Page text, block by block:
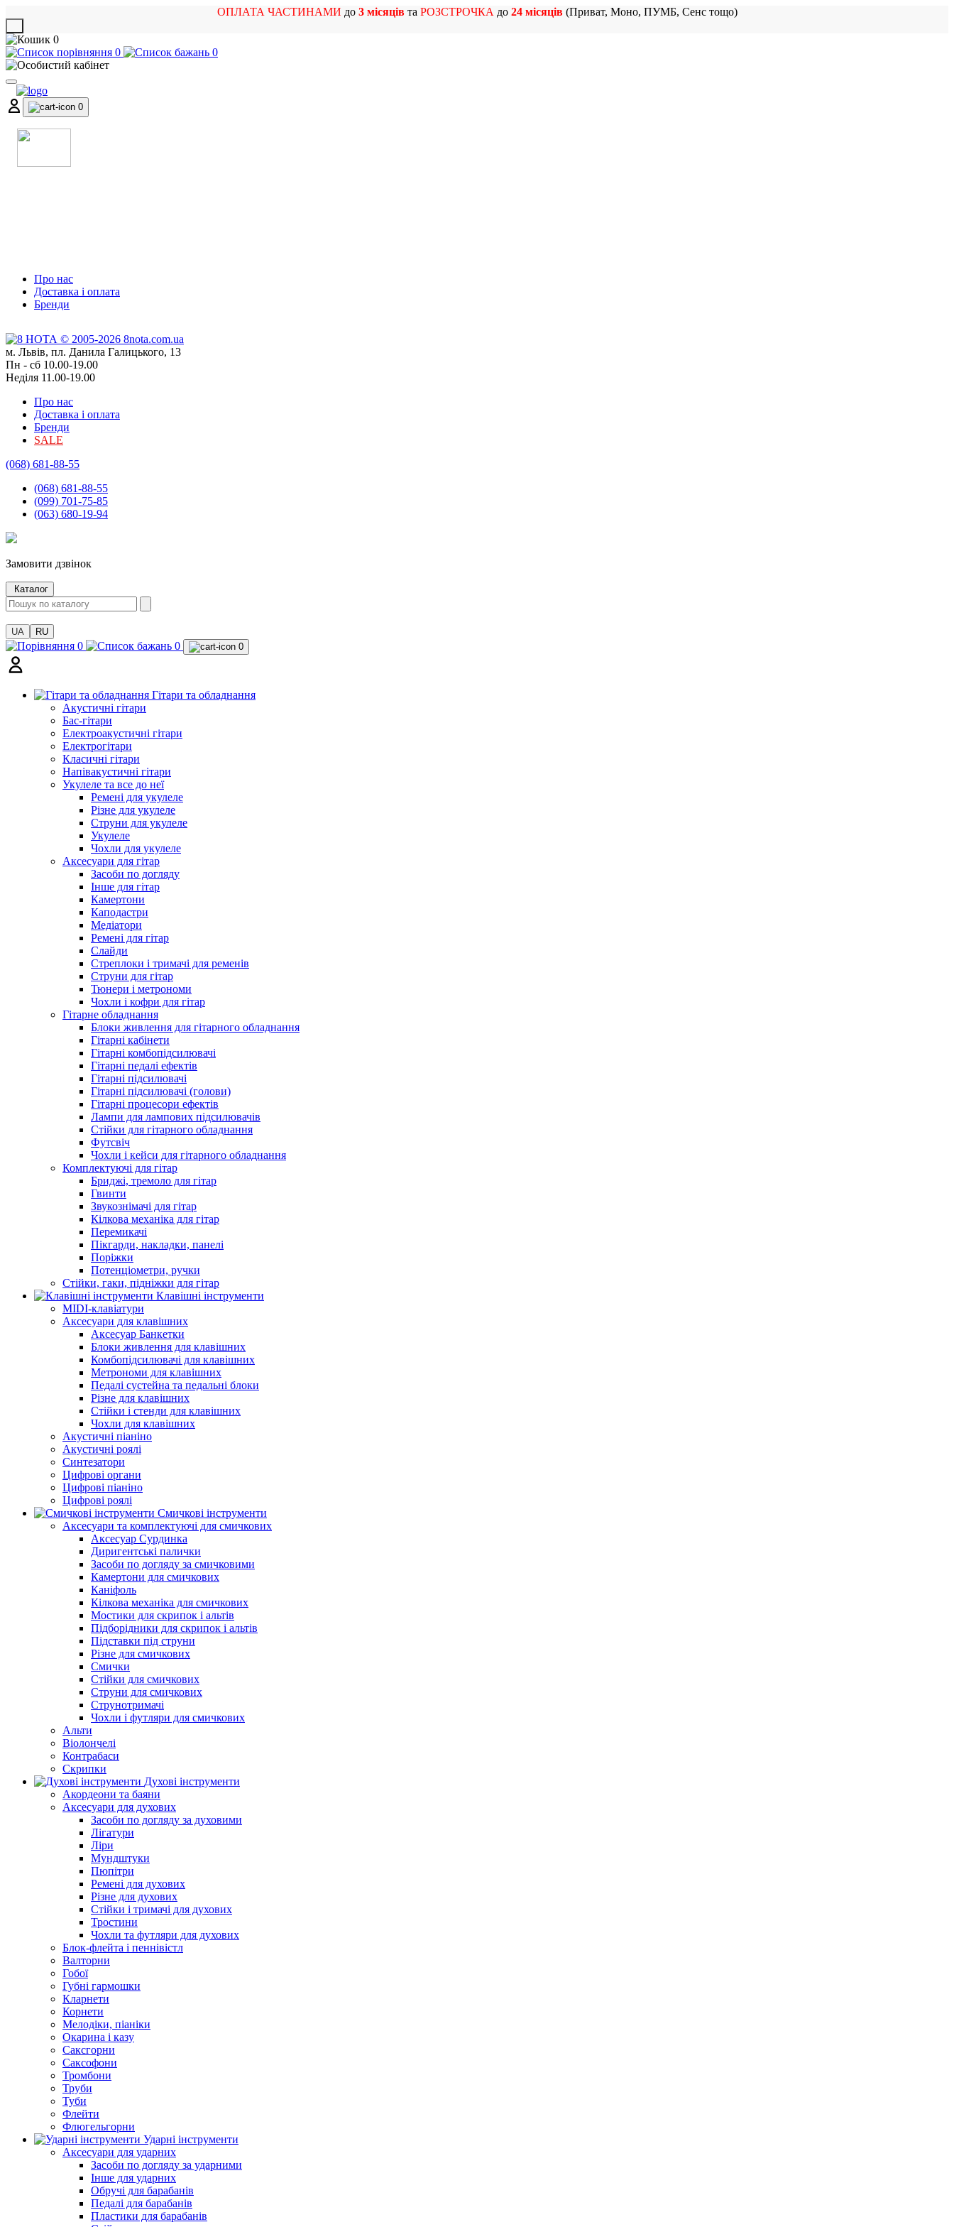
ОПЛАТА ЧАСТИНАМИ до 3 місяцівта РОЗСТРОЧКА до 24 місяців(Приват, Моно, ПУМБ, Сенс тощо)
0
0
0
0
Про нас
Доставка і оплата
Бренди
м. Львів, пл. Данила Галицького, 13
Пн - сб 10.00-19.00
Неділя 11.00-19.00
Про нас
Доставка і оплата
Бренди
SALE
(068) 681-88-55
(068) 681-88-55
(099) 701-75-85
(063) 680-19-94
Замовити дзвінок
Каталог
UA RU
0 0 0
Гітари та обладнання
Акустичні гітари
Бас-гітари
Електроакустичні гітари
Електрогітари
Класичні гітари
Напівакустичні гітари
Укулеле та все до неї
Ремені для укулеле
Різне для укулеле
Струни для укулеле
Укулеле
Чохли для укулеле
Аксесуари для гітар
Засоби по догляду
Інше для гітар
Камертони
Каподастри
Медіатори
Ремені для гітар
Слайди
Стреплоки і тримачі для ременів
Струни для гітар
Тюнери і метрономи
Чохли і кофри для гітар
Гітарне обладнання
Блоки живлення для гітарного обладнання
Гітарні кабінети
Гітарні комбопідсилювачі
Гітарні педалі ефектів
Гітарні підсилювачі
Гітарні підсилювачі (голови)
Гітарні процесори ефектів
Лампи для лампових підсилювачів
Стійки для гітарного обладнання
Футсвіч
Чохли і кейси для гітарного обладнання
Комплектуючі для гітар
Бриджі, тремоло для гітар
Гвинти
Звукознімачі для гітар
Кілкова механіка для гітар
Перемикачі
Пікгарди, накладки, панелі
Поріжки
Потенціометри, ручки
Стійки, гаки, підніжки для гітар
Клавішні інструменти
MIDI-клавіатури
Аксесуари для клавішних
Аксесуар Банкетки
Блоки живлення для клавішних
Комбопідсилювачі для клавішних
Метрономи для клавішних
Педалі сустейна та педальні блоки
Різне для клавішних
Стійки і стенди для клавішних
Чохли для клавішних
Акустичні піаніно
Акустичні роялі
Синтезатори
Цифрові органи
Цифрові піаніно
Цифрові роялі
Смичкові інструменти
Аксесуари та комплектуючі для смичкових
Аксесуар Сурдинка
Диригентські палички
Засоби по догляду за смичковими
Камертони для смичкових
Каніфоль
Кілкова механіка для смичкових
Мостики для скрипок і альтів
Підборiдники для скрипок і альтів
Підставки під струни
Різне для смичкових
Смички
Стійки для смичкових
Струни для смичкових
Струнотримачі
Чохли і футляри для смичкових
Альти
Віолончелі
Контрабаси
Скрипки
Духові інструменти
Акордеони та баяни
Аксесуари для духових
Засоби по догляду за духовими
Лігатури
Ліри
Мундштуки
Пюпітри
Ремені для духових
Різне для духових
Стійки і тримачі для духових
Тростини
Чохли та футляри для духових
Блок-флейта і пеннівістл
Валторни
Гобої
Губні гармошки
Кларнети
Корнети
Мелодіки, піаніки
Окарина і казу
Саксгорни
Саксофони
Тромбони
Труби
Туби
Флейти
Флюгельгорни
Ударні інструменти
Аксесуари для ударних
Засоби по догляду за ударними
Інше для ударних
Обручі для барабанів
Педалі для барабанів
Пластики для барабанів